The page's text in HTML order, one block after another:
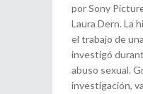
por Sony
Laura Dern. La
el trabajo de
investigó
abuso sexual.
investigación,